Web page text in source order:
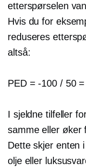
etterspørselen
Hvis du for
reduseres
altså:
PED =-100 / 50
I sjeldne tilfeller
samme eller øker
Dette skjer enten
olje eller